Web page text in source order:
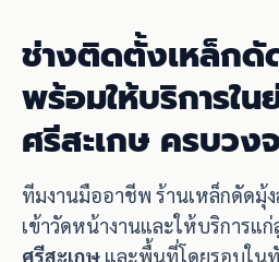
ช่างติดตั้งเหล็กดั
พร้อมให้บริการใ
ศรีสะเกษ ครบวง
ทีมงานมืออาชีพ ร้านเหล็กดัดมุ้
เข้าวัดหน้างานและให้บริการแ
ศรีสะเกษ และพื้นที่โดยรอบใน